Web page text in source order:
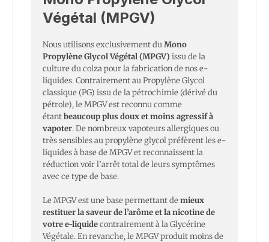
Végétal (MPGV)
Nous utilisons exclusivement duMono
Propylène Glycol Végétal (MPGV) issu de la
culture du colza pour la fabrication de nos e-
liquides. Contrairement au Propylène Glycol
classique (PG) issu de la pétrochimie (dérivé du
pétrole), le MPGV est reconnu comme
étantbeaucoup plus doux et moins agressif à
vapoter. De nombreux vapoteurs allergiques ou
très sensibles au propylène glycol préfèrent les e-
liquides à base de MPGV et reconnaissent la
réduction voir l’arrêt total de leurs symptômes
avec ce type de base.
Le MPGV est une base permettant demieux
restituer la saveur de l’arôme et la nicotine de
votre e-liquidecontrairement à la Glycérine
Végétale. En revanche, le MPGV produit moins de